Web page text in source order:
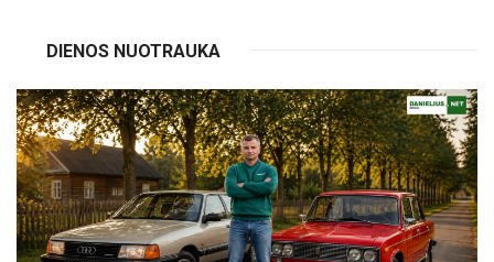
DIENOS NUOTRAUKA